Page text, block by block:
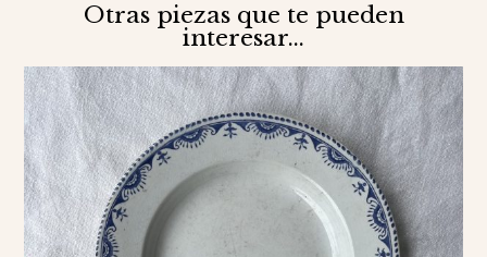
Otras piezas que te pueden
interesar...